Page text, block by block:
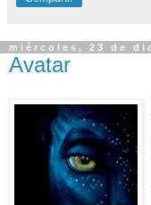
miércoles, 23 de
Avatar